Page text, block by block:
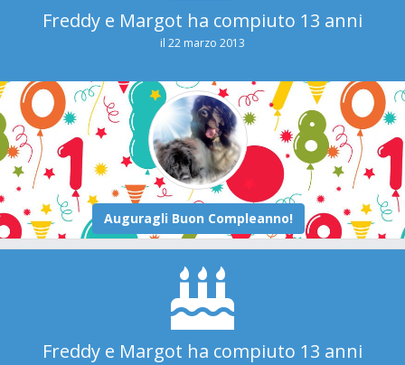
Freddy e Margot ha compiuto 13 anni
il 22 marzo 2013
Freddy e Margot ha compiuto 13 anni